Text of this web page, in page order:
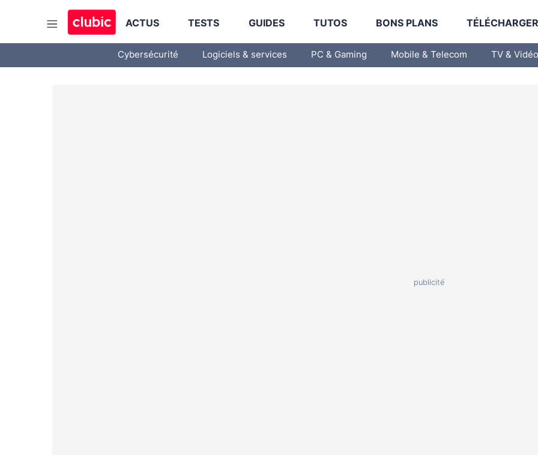
ACTUS TESTS GUIDES TUTOS BONS PLANS TÉLÉCHARGER
Cybersécurité Logiciels & services PC & Gaming Mobile & Telecom TV & Vidéo